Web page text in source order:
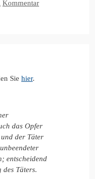
Kommentar
Sie hier.
das Opfer
der Täter
entscheidend
des Täters.